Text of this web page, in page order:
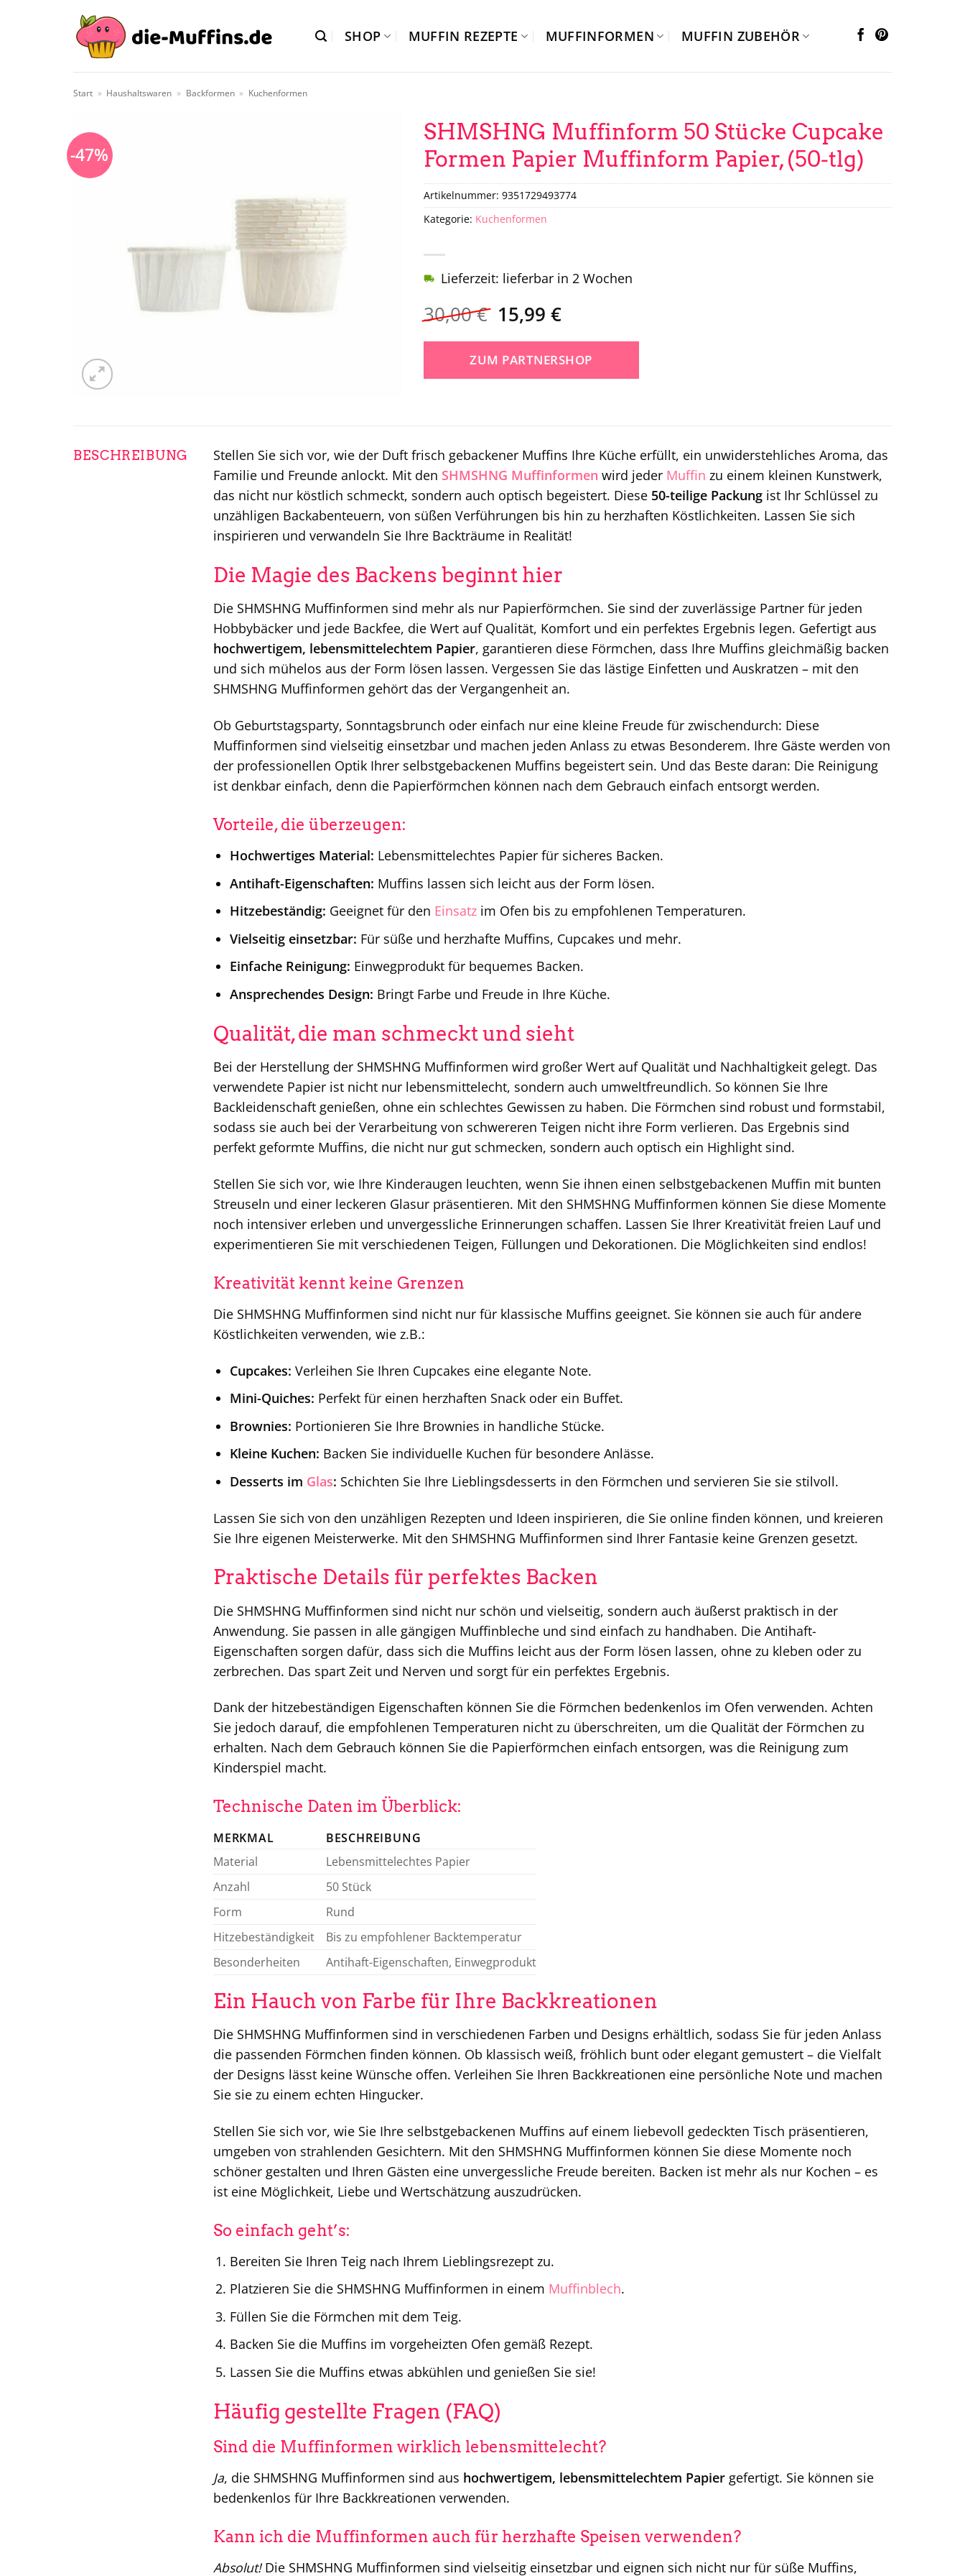
SHOP MUFFIN REZEPTE MUFFINFORMEN MUFFIN ZUBEHÖR
Start » Haushaltswaren » Backformen » Kuchenformen
-47%
SHMSHNG Muffinform 50 Stücke Cupcake
Formen Papier Muffinform Papier, (50-tlg)
30,00€ Ursprünglicher
Preis
war:
30,00 €
15,99€Aktueller
ist:
15,99 €.
Lieferzeit: lieferbar in 2 Wochen
ZUM PARTNERSHOP
Artikelnummer: 9351729493774
Kategorie: Kuchenformen
BESCHREIBUNG
Stellen Sie sich vor, wie der Duft frisch gebackener Muffins Ihre Küche erfüllt, ein unwiderstehliches Aroma, das
Familie und Freunde anlockt. Mit den SHMSHNG Muffinformen wird jeder Muffin zu einem kleinen Kunstwerk,
das nicht nur köstlich schmeckt, sondern auch optisch begeistert. Diese 50-teilige Packung ist Ihr Schlüssel zu
unzähligen Backabenteuern, von süßen Verführungen bis hin zu herzhaften Köstlichkeiten. Lassen Sie sich
inspirieren und verwandeln Sie Ihre Backträume in Realität!
Die Magie des Backens beginnt hier
Die SHMSHNG Muffinformen sind mehr als nur Papierförmchen. Sie sind der zuverlässige Partner für jeden
Hobbybäcker und jede Backfee, die Wert auf Qualität, Komfort und ein perfektes Ergebnis legen. Gefertigt aus
hochwertigem, lebensmittelechtem Papier, garantieren diese Förmchen, dass Ihre Muffins gleichmäßig backen
und sich mühelos aus der Form lösen lassen. Vergessen Sie das lästige Einfetten und Auskratzen – mit den
SHMSHNG Muffinformen gehört das der Vergangenheit an.
Ob Geburtstagsparty, Sonntagsbrunch oder einfach nur eine kleine Freude für zwischendurch: Diese
Muffinformen sind vielseitig einsetzbar und machen jeden Anlass zu etwas Besonderem. Ihre Gäste werden von
der professionellen Optik Ihrer selbstgebackenen Muffins begeistert sein. Und das Beste daran: Die Reinigung
ist denkbar einfach, denn die Papierförmchen können nach dem Gebrauch einfach entsorgt werden.
Vorteile, die überzeugen:
Hochwertiges Material: Lebensmittelechtes Papier für sicheres Backen.
Antihaft-Eigenschaften: Muffins lassen sich leicht aus der Form lösen.
Hitzebeständig: Geeignet für den Einsatzim Ofen bis zu empfohlenen Temperaturen.
Vielseitig einsetzbar: Für süße und herzhafte Muffins, Cupcakes und mehr.
Einfache Reinigung: Einwegprodukt für bequemes Backen.
Ansprechendes Design: Bringt Farbe und Freude in Ihre Küche.
Qualität, die man schmeckt und sieht
Bei der Herstellung der SHMSHNG Muffinformen wird großer Wert auf Qualität und Nachhaltigkeit gelegt. Das
verwendete Papier ist nicht nur lebensmittelecht, sondern auch umweltfreundlich. So können Sie Ihre
Backleidenschaft genießen, ohne ein schlechtes Gewissen zu haben. Die Förmchen sind robust und formstabil,
sodass sie auch bei der Verarbeitung von schwereren Teigen nicht ihre Form verlieren. Das Ergebnis sind
perfekt geformte Muffins, die nicht nur gut schmecken, sondern auch optisch ein Highlight sind.
Stellen Sie sich vor, wie Ihre Kinderaugen leuchten, wenn Sie ihnen einen selbstgebackenen Muffin mit bunten
Streuseln und einer leckeren Glasur präsentieren. Mit den SHMSHNG Muffinformen können Sie diese Momente
noch intensiver erleben und unvergessliche Erinnerungen schaffen. Lassen Sie Ihrer Kreativität freien Lauf und
experimentieren Sie mit verschiedenen Teigen, Füllungen und Dekorationen. Die Möglichkeiten sind endlos!
Kreativität kennt keine Grenzen
Die SHMSHNG Muffinformen sind nicht nur für klassische Muffins geeignet. Sie können sie auch für andere
Köstlichkeiten verwenden, wie z.B.:
Cupcakes: Verleihen Sie Ihren Cupcakes eine elegante Note.
Mini-Quiches: Perfekt für einen herzhaften Snack oder ein Buffet.
Brownies: Portionieren Sie Ihre Brownies in handliche Stücke.
Kleine Kuchen: Backen Sie individuelle Kuchen für besondere Anlässe.
Desserts im Glas: Schichten Sie Ihre Lieblingsdesserts in den Förmchen und servieren Sie sie stilvoll.
Lassen Sie sich von den unzähligen Rezepten und Ideen inspirieren, die Sie online finden können, und kreieren
Sie Ihre eigenen Meisterwerke. Mit den SHMSHNG Muffinformen sind Ihrer Fantasie keine Grenzen gesetzt.
Praktische Details für perfektes Backen
Die SHMSHNG Muffinformen sind nicht nur schön und vielseitig, sondern auch äußerst praktisch in der
Anwendung. Sie passen in alle gängigen Muffinbleche und sind einfach zu handhaben. Die Antihaft-
Eigenschaften sorgen dafür, dass sich die Muffins leicht aus der Form lösen lassen, ohne zu kleben oder zu
zerbrechen. Das spart Zeit und Nerven und sorgt für ein perfektes Ergebnis.
Dank der hitzebeständigen Eigenschaften können Sie die Förmchen bedenkenlos im Ofen verwenden. Achten
Sie jedoch darauf, die empfohlenen Temperaturen nicht zu überschreiten, um die Qualität der Förmchen zu
erhalten. Nach dem Gebrauch können Sie die Papierförmchen einfach entsorgen, was die Reinigung zum
Kinderspiel macht.
Technische Daten im Überblick:
MERKMAL
BESCHREIBUNG
Material
Lebensmittelechtes Papier
Anzahl
50 Stück
Form
Rund
Hitzebeständigkeit
Bis zu empfohlener Backtemperatur
Besonderheiten
Antihaft-Eigenschaften, Einwegprodukt
Ein Hauch von Farbe für Ihre Backkreationen
Die SHMSHNG Muffinformen sind in verschiedenen Farben und Designs erhältlich, sodass Sie für jeden Anlass
die passenden Förmchen finden können. Ob klassisch weiß, fröhlich bunt oder elegant gemustert – die Vielfalt
der Designs lässt keine Wünsche offen. Verleihen Sie Ihren Backkreationen eine persönliche Note und machen
Sie sie zu einem echten Hingucker.
Stellen Sie sich vor, wie Sie Ihre selbstgebackenen Muffins auf einem liebevoll gedeckten Tisch präsentieren,
umgeben von strahlenden Gesichtern. Mit den SHMSHNG Muffinformen können Sie diese Momente noch
schöner gestalten und Ihren Gästen eine unvergessliche Freude bereiten. Backen ist mehr als nur Kochen – es
ist eine Möglichkeit, Liebe und Wertschätzung auszudrücken.
So einfach geht’s:
Bereiten Sie Ihren Teig nach Ihrem Lieblingsrezept zu.
Platzieren Sie die SHMSHNG Muffinformen in einem Muffinblech.
Füllen Sie die Förmchen mit dem Teig.
Backen Sie die Muffins im vorgeheizten Ofen gemäß Rezept.
Lassen Sie die Muffins etwas abkühlen und genießen Sie sie!
Häufig gestellte Fragen (FAQ)
Sind die Muffinformen wirklich lebensmittelecht?
Ja, die SHMSHNG Muffinformen sind aus hochwertigem, lebensmittelechtem Papier gefertigt. Sie können sie
bedenkenlos für Ihre Backkreationen verwenden.
Kann ich die Muffinformen auch für herzhafte Speisen verwenden?
Absolut!Die SHMSHNG Muffinformen sind vielseitig einsetzbar und eignen sich nicht nur für süße Muffins,